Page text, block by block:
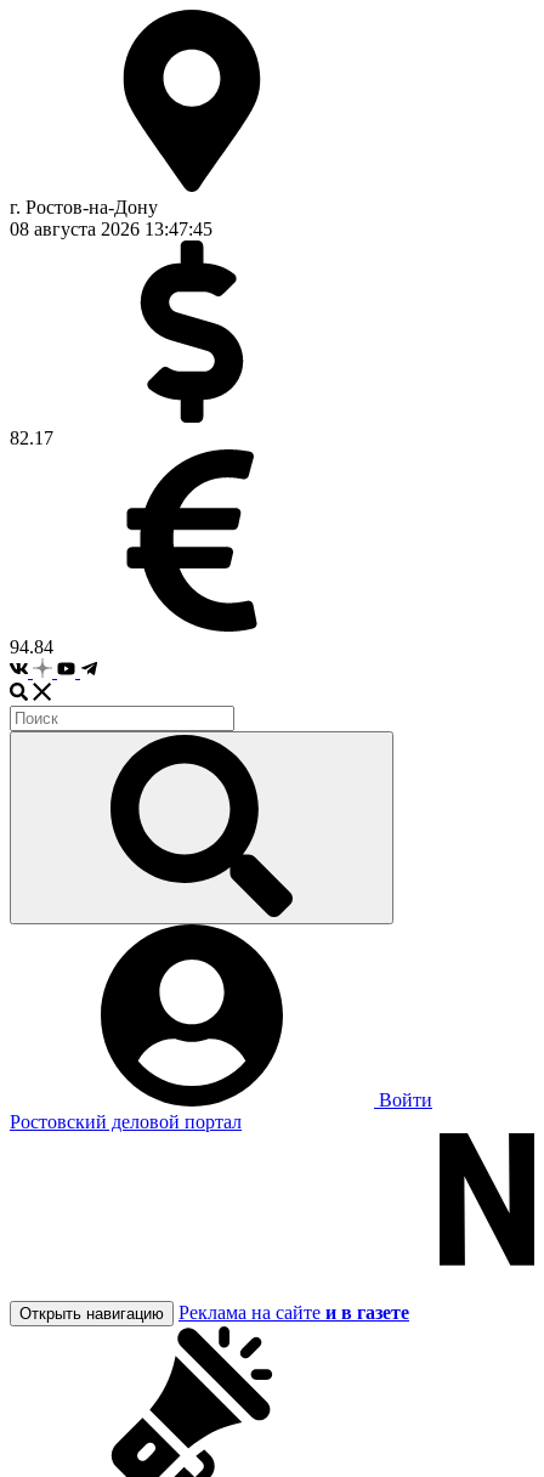
г. Ростов-на-Дону
08 августа 2026 13:47:45
82.17
94.84
Войти
Ростовский деловой портал
Открыть навигацию Реклама на сайте и в газете